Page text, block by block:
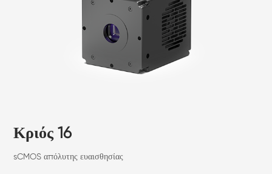
Κριός 16
sCMOS απόλυτης ευαισθησίας